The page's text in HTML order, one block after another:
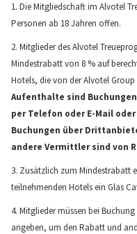
1. Die Mitgliedschaft im Alvotel
Personen ab 18 Jahren offen.
2. Mitglieder des Alvotel
Mindestrabatt von 8 % auf
Hotels, die von der Alvotel
Aufenthalte sind
per Telefon oder E-Mail
Buchungen über
andere Vermittler sind von
3. Zusätzlich zum Mindestrabatt
teilnehmenden Hotels ein Glas
4. Mitglieder müssen bei
angeben, um den Rabatt und